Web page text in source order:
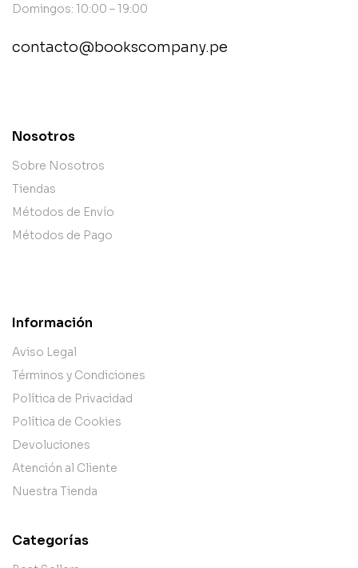
Domingos: 10:00 – 19:00
contacto@bookscompany.pe
Nosotros
Sobre Nosotros
Tiendas
Métodos de Envío
Métodos de Pago
Información
Aviso Legal
Términos y Condiciones
Política de Privacidad
Política de Cookies
Devoluciones
Atención al Cliente
Nuestra Tienda
Categorías